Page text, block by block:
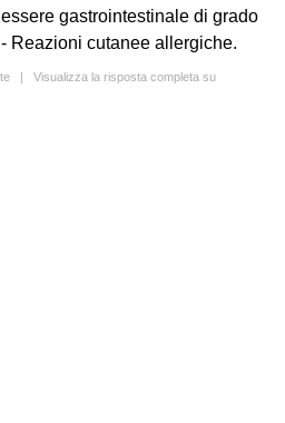
gastrointestinale di grado
Reazioni cutanee allergiche.
| Visualizza la risposta completa su